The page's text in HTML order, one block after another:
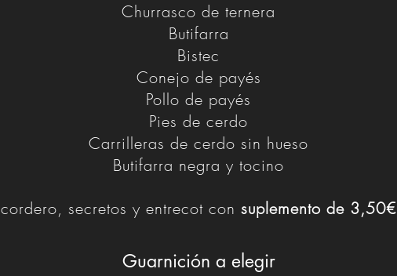
Churrasco de ternera
Butifarra
Bistec
Conejo de payés
Pollo de payés
Pies de cerdo
Carrilleras de cerdo sin hueso
Butifarra negra y tocino
cordero, secretos y entrecot con suplemento de 3,50€
Guarnición a elegir